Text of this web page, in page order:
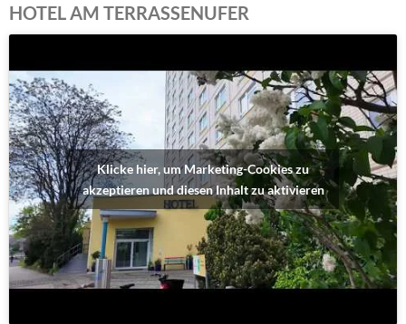
HOTEL AM TERRASSENUFER
Klicke hier, um Marketing-Cookies zu
akzeptieren und diesen Inhalt zu aktivieren